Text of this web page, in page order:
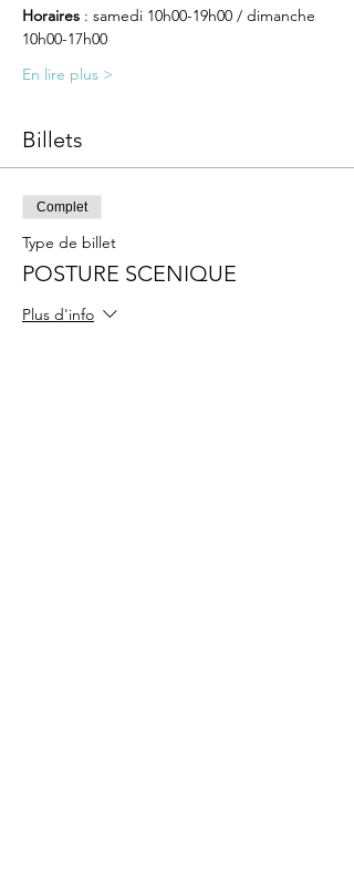
Horaires : samedi 10h00-19h00 / dimanche
10h00-17h00
En lire plus >
Billets
Complet
Type de billet
POSTURE SCENIQUE
Plus d'info